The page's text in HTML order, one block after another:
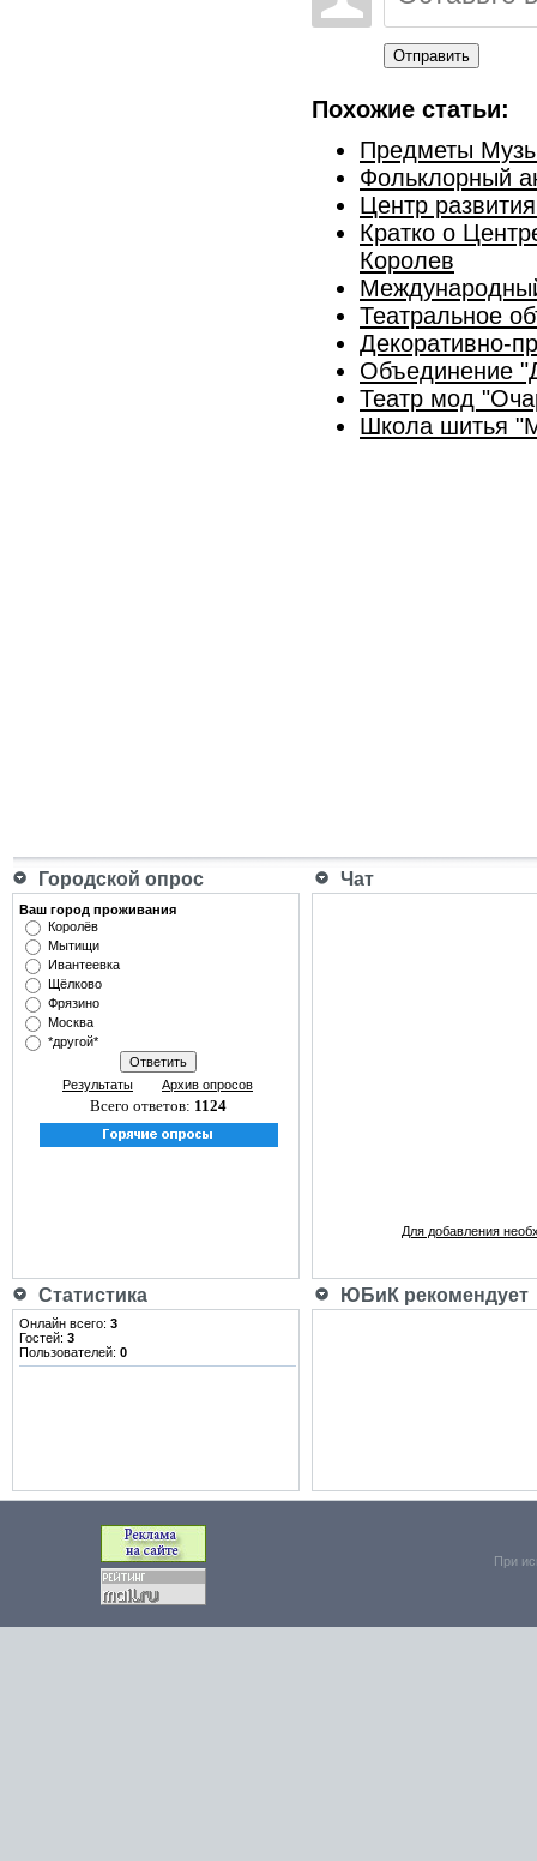
Отправить
Похожие статьи:
Предметы
Фольклорный
Центр
Кратко о
Королев
Театральное
Декоративно-
Объединение
Театр мод
Школа шитья
Городской опрос Чат
Ваш город проживания
Королёв
Мытищи
Ивантеевка
Щёлково
Фрязино
Москва
*другой*
Результаты Архив опросов
Всего ответов: 1124
Для добавления
Статистика ЮБиК рекомендует
Онлайн всего: 3
Гостей: 3
Пользователей: 0
При